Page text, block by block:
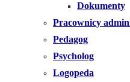
Dokumenty
Pracownicy
Pedagog
Psycholog
Logopeda